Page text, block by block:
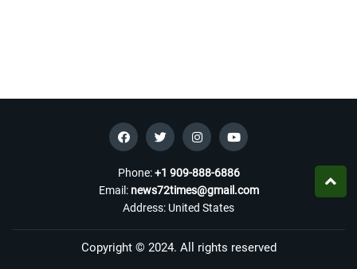
Phone:+1 909-888-6886
Email: news72times@gmail.com
Address: United States
Copyright © 2024. All rights reserved